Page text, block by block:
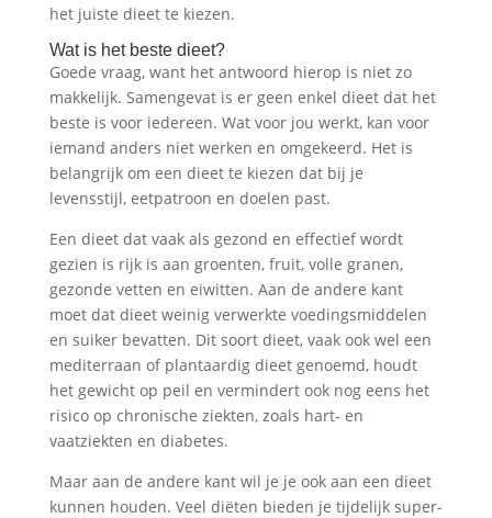
het juiste dieet te kiezen.
Wat is het beste dieet?
Goede vraag, want het antwoord hierop is niet zo
makkelijk. Samengevat is er geen enkel dieet dat het
beste is voor iedereen. Wat voor jou werkt, kan voor
iemand anders niet werken en omgekeerd. Het is
belangrijk om een dieet te kiezen dat bij je
levensstijl, eetpatroon en doelen past.
Een dieet dat vaak als gezond en effectief wordt
gezien is rijk is aan groenten, fruit, volle granen,
gezonde vetten en eiwitten. Aan de andere kant
moet dat dieet weinig verwerkte voedingsmiddelen
en suiker bevatten. Dit soort dieet, vaak ook wel een
mediterraan of plantaardig dieet genoemd, houdt
het gewicht op peil en vermindert ook nog eens het
risico op chronische ziekten, zoals hart- en
vaatziekten en diabetes.
Maar aan de andere kant wil je je ook aan een dieet
kunnen houden. Veel diëten bieden je tijdelijk super-